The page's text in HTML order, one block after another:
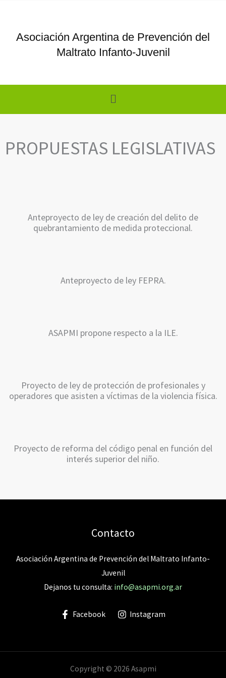
contenidoAsociación Argentina de Prevención del
Maltrato Infanto-Juvenil
Menú
PROPUESTAS LEGISLATIVAS
Anteproyecto de ley de creación del delito de
quebrantamiento de medida proteccional.
Anteproyecto de ley FEPRA.
ASAPMI propone respecto a la ILE.
Proyecto de ley de protección de profesionales y
operadores que asisten a víctimas de la violencia física.
Proyecto de reforma del código penal en función del
interés superior del niño.
Contacto
Asociación Argentina de Prevención del Maltrato Infanto-
Juvenil
Dejanos tu consulta: info@asapmi.org.ar
Facebook Instagram
Copyright © 2026 Asapmi